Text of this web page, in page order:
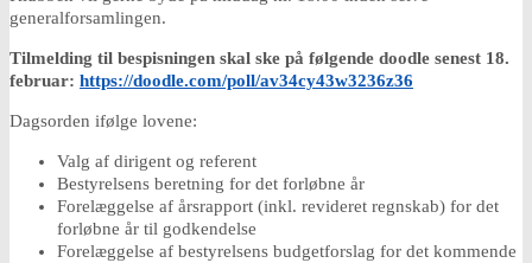
generalforsamlingen.
Tilmelding til bespisningen skal ske på følgende doodle senest 18.
februar: https://doodle.com/poll/av34cy43w3236z36
Dagsorden ifølge lovene:
Valg af dirigent og referent
Bestyrelsens beretning for det forløbne år
Forelæggelse af årsrapport (inkl. revideret regnskab) for det
forløbne år til godkendelse
Forelæggelse af bestyrelsens budgetforslag for det kommende